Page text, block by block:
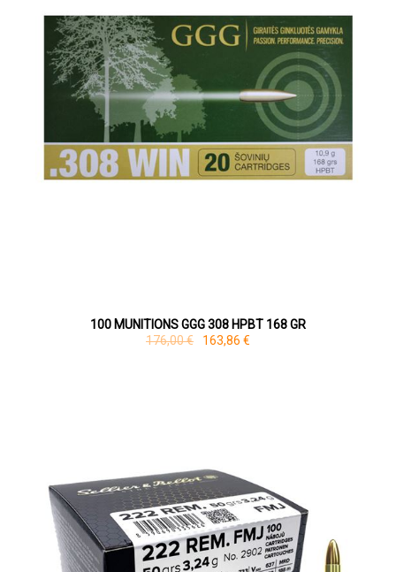
100 MUNITIONS GGG 308 HPBT 168 GR
176,00 €
163,86 €